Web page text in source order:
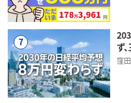
7
ず
窪